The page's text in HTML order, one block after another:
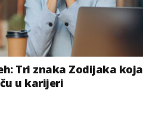
Tri znaka Zodijaka koja
u karijeri